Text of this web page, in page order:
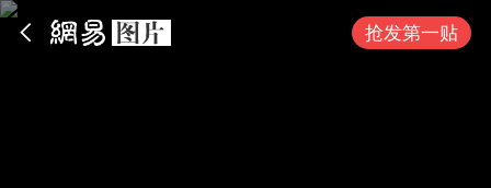
抢发第一贴
App内打开